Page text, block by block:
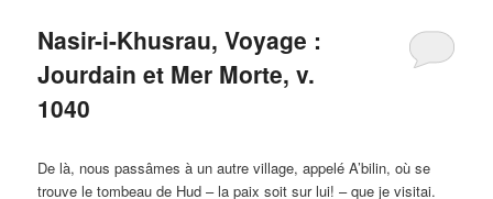
Nasir-i-Khusrau, Voyage :
Jourdain et Mer Morte, v.
1040
De là, nous passâmes à un autre village, appelé A’bilin, où se
trouve le tombeau de Hud – la paix soit sur lui! – que je visitai.